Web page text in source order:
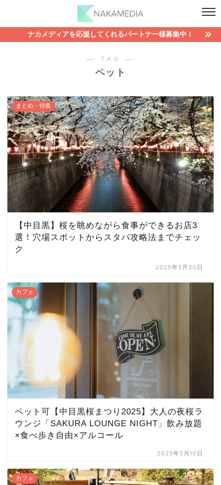
ナカメディアを応援してくれるパートナー様募集中！
― TAG ―
ペット
まとめ・特集
【中目黒】桜を眺めながら食事ができるお店3
選！穴場スポットからスタバ攻略法までチェッ
ク
2025年3月30日
カフェ
ペット可【中目黒桜まつり2025】大人の夜桜ラ
ウンジ「SAKURA LOUNGE NIGHT」飲み放題
×食べ歩き自由×アルコール
2025年3月10日
カフェ